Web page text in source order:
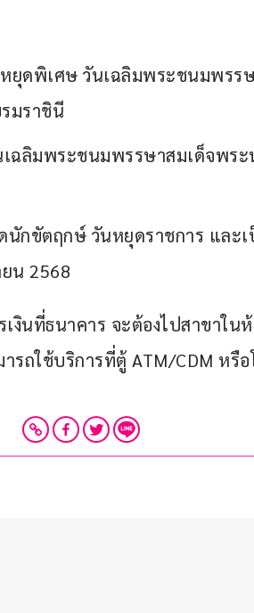
ดพิเศษ วันเฉลิมพระชนมพรรษ
มราชินี
ฉลิมพระชนมพรรษาสมเด็จพระ
นักขัตฤกษ์ วันหยุดราชการ และ
น 2568
งินที่ธนาคาร จะต้องไปสาขาใน
รถใช้บริการที่ตู้ ATM/CDM หรื